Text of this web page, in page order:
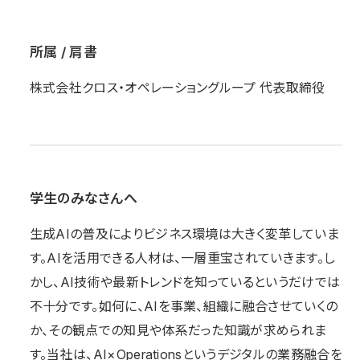
所属 / 肩書
株式会社クロス・オペレーショングループ 代表取締役
学生のみなさんへ
生成AIの普及によりビジネス環境は大きく変革していま
す。AIを活用できる人材は、一層重宝されていきます。し
かし、AI技術や最新トレンドを知っているというだけでは
不十分です。如何に、AIを事業、組織に融合させていくの
か、その観点での知見や体系だった知識が求められま
す。当社は、AI×Operationsというデジタルの業務融合を